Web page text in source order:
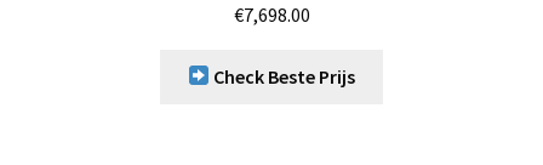
€7,698.00
Check Beste Prijs